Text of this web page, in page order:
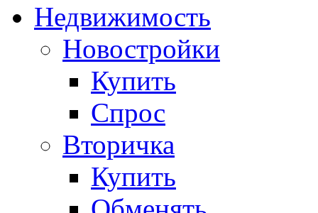
Недвижимость
Новостройки
Купить
Спрос
Вторичка
Купить